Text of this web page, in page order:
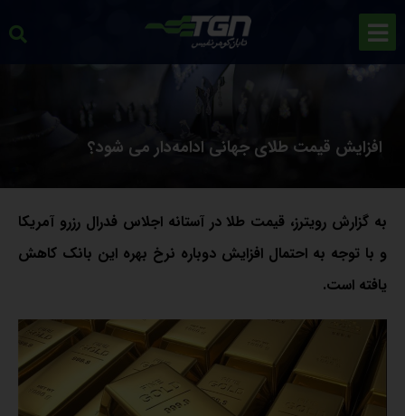
افزایش قیمت طلای جهانی ادامه‌دار می شود؟
به گزارش رویترز، قیمت طلا در آستانه اجلاس فدرال رزرو آمریکا
و با توجه به احتمال افزایش دوباره نرخ بهره این بانک کاهش
یافته است.